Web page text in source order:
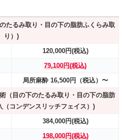
たるみ取り・目の下の脂肪ふくらみ取
り）)
120,000円(税込)
79,100円(税込)
局所麻酔 16,500円（税込）〜
（目の下のたるみ取り・目の下の脂肪
コンデンスリッチフェイス）)
384,000円(税込)
198,000円(税込)